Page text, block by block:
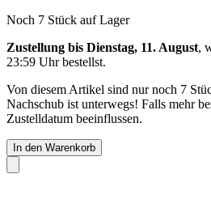
Noch 7 Stück auf Lager
Zustellung bis Dienstag, 11. August,
23:59 Uhrbestellst.
Von diesem Artikel sind nur noch 7
Nachschub ist unterwegs! Falls mehr
Zustelldatum beeinflussen.
In den Warenkorb